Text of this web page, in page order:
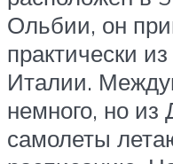
Ольбии, он
практически
Италии.
немного, но из
самолеты